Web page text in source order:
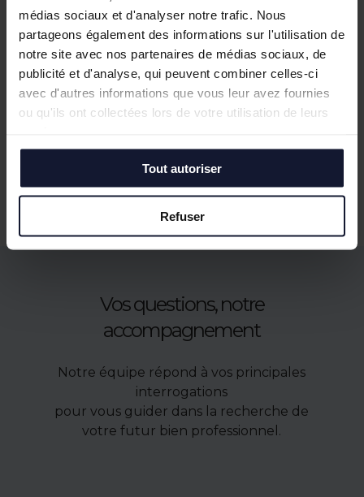
médias sociaux et d'analyser notre trafic. Nous
partageons également des informations sur l'utilisation de
notre site avec nos partenaires de médias sociaux, de
publicité et d'analyse, qui peuvent combiner celles-ci
avec d'autres informations que vous leur avez fournies
ou qu'ils ont collectées lors de votre utilisation de leurs
Tout autoriser
Refuser
Nos biens similaires
Vos questions, notre
accompagnement
Notre équipe répond à vos principales
interrogations
pour vous guider dans la recherche de
votre futur bien professionnel.